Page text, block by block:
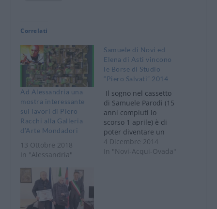
Correlati
Ad Alessandria una
mostra interessante
sui lavori di Piero
Racchi alla Galleria
d’Arte Mondadori
13 Ottobre 2018
In "Alessandria"
Samuele di Novi ed
Elena di Asti vincono
le Borse di Studio
“Piero Salvati” 2014
Il sogno nel cassetto
di Samuele Parodi (15
anni compiuti lo
scorso 1 aprile) è di
poter diventare un
giorno un affermato
interprete
4 Dicembre 2014
In "Novi-Acqui-Ovada"